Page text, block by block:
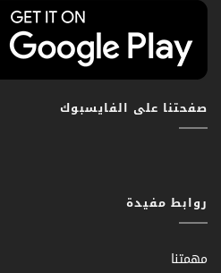
صفحتنا على الفايسبوك
روابط مفيدة
مهمتنا